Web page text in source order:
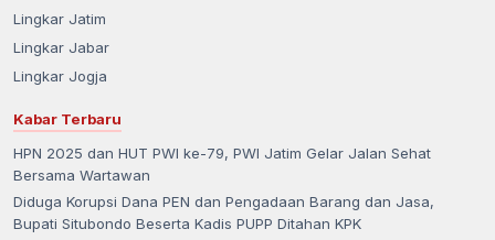
Lingkar Jatim
Lingkar Jabar
Lingkar Jogja
Kabar Terbaru
HPN 2025 dan HUT PWI ke-79, PWI Jatim Gelar Jalan Sehat
Bersama Wartawan
Diduga Korupsi Dana PEN dan Pengadaan Barang dan Jasa,
Bupati Situbondo Beserta Kadis PUPP Ditahan KPK